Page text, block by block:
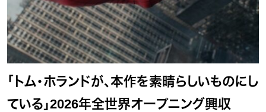
「トム・ホランドが、本作を素晴らしいものにし
ている」2026年全世界オープニング興収